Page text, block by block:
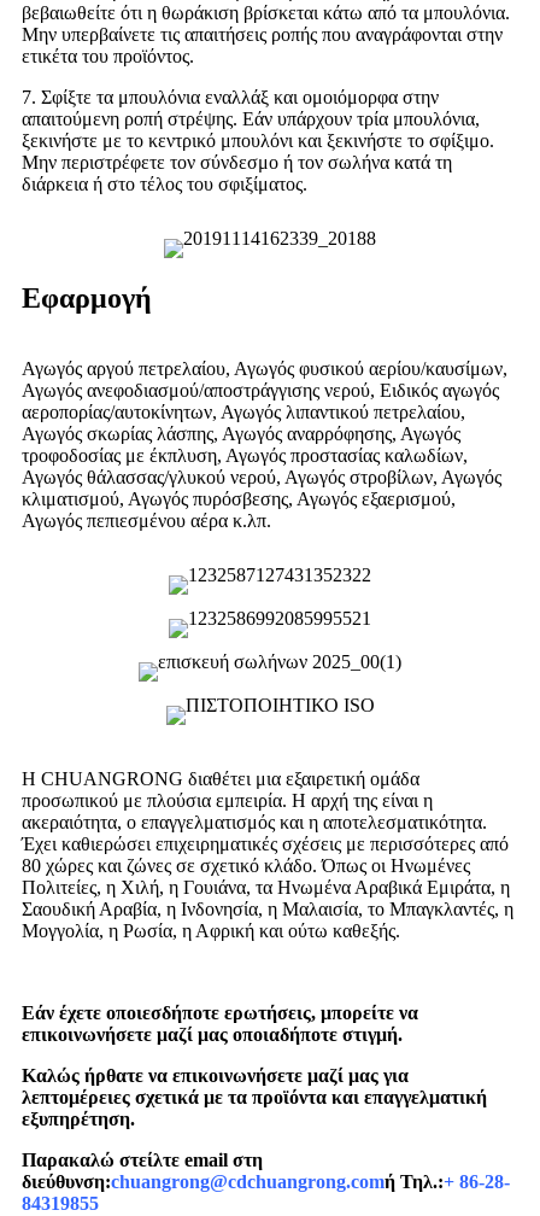
βεβαιωθείτε ότι η θωράκιση βρίσκεται κάτω από τα μπουλόνια.
Μην υπερβαίνετε τις απαιτήσεις ροπής που αναγράφονται στην
ετικέτα του προϊόντος.
7. Σφίξτε τα μπουλόνια εναλλάξ και ομοιόμορφα στην
απαιτούμενη ροπή στρέψης. Εάν υπάρχουν τρία μπουλόνια,
ξεκινήστε με το κεντρικό μπουλόνι και ξεκινήστε το σφίξιμο.
Μην περιστρέφετε τον σύνδεσμο ή τον σωλήνα κατά τη
διάρκεια ή στο τέλος του σφιξίματος.
Εφαρμογή
Αγωγός αργού πετρελαίου, Αγωγός φυσικού αερίου/καυσίμων,
Αγωγός ανεφοδιασμού/αποστράγγισης νερού, Ειδικός αγωγός
αεροπορίας/αυτοκίνητων, Αγωγός λιπαντικού πετρελαίου,
Αγωγός σκωρίας λάσπης, Αγωγός αναρρόφησης, Αγωγός
τροφοδοσίας με έκπλυση, Αγωγός προστασίας καλωδίων,
Αγωγός θάλασσας/γλυκού νερού, Αγωγός στροβίλων, Αγωγός
κλιματισμού, Αγωγός πυρόσβεσης, Αγωγός εξαερισμού,
Αγωγός πεπιεσμένου αέρα κ.λπ.
Η CHUANGRONG διαθέτει μια εξαιρετική ομάδα
προσωπικού με πλούσια εμπειρία. Η αρχή της είναι η
ακεραιότητα, ο επαγγελματισμός και η αποτελεσματικότητα.
Έχει καθιερώσει επιχειρηματικές σχέσεις με περισσότερες από
80 χώρες και ζώνες σε σχετικό κλάδο. Όπως οι Ηνωμένες
Πολιτείες, η Χιλή, η Γουιάνα, τα Ηνωμένα Αραβικά Εμιράτα, η
Σαουδική Αραβία, η Ινδονησία, η Μαλαισία, το Μπαγκλαντές, η
Μογγολία, η Ρωσία, η Αφρική και ούτω καθεξής.
Εάν έχετε οποιεσδήποτε ερωτήσεις, μπορείτε να
επικοινωνήσετε μαζί μας οποιαδήποτε στιγμή.
Καλώς ήρθατε να επικοινωνήσετε μαζί μας για
λεπτομέρειες σχετικά με τα προϊόντα και επαγγελματική
εξυπηρέτηση.
Παρακαλώ στείλτε email στη
διεύθυνση:chuangrong@cdchuangrong.comή Τηλ.:+ 86-28-
84319855